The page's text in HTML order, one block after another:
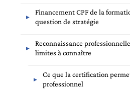
Financement CPF de la
question de stratégie
Reconnaissance
limites à connaître
Ce que la certification
professionnel